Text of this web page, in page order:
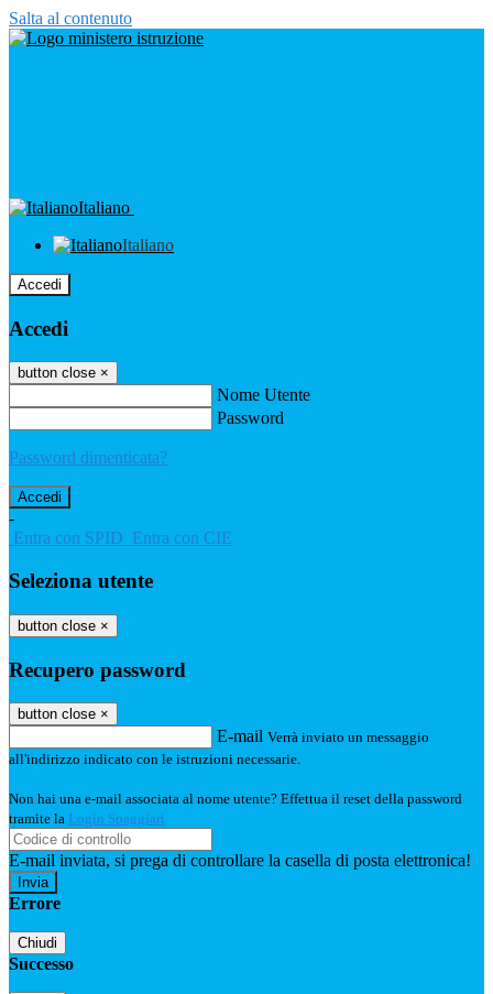
Salta al contenuto
Italiano
Italiano
Accedi
Accedi
button close ×
Nome Utente
Password
Password dimenticata?
-
Entra con SPID Entra con CIE
Seleziona utente
button close ×
Recupero password
button close ×
E-mail Verrà inviato un messaggio
all'indirizzo indicato con le istruzioni necessarie.
Non hai una e-mail associata al nome utente? Effettua il reset della password
tramite la Login Spaggiari
E-mail inviata, si prega di controllare la casella di posta elettronica!
Errore
Chiudi
Successo